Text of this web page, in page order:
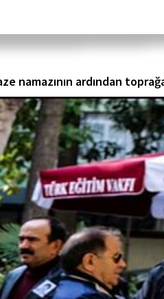
namazının ardından